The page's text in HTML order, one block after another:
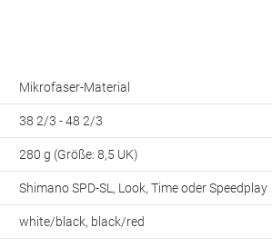
Mikrofaser-Material
38 2/3 - 48 2/3
280 g (Größe: 8,5 UK)
Shimano SPD-SL, Look, Time oder Speedplay
white/black, black/red